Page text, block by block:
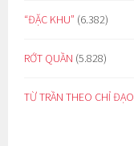
“ĐẶC KHU” (6.382)
RỚT QUẦN (5.828)
TỪ TRẦN THEO CHỈ ĐẠO